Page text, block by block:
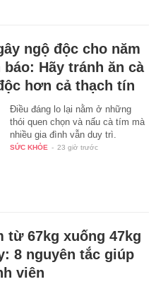
ngộ độc cho năm
Hãy tránh ăn cà
hơn cả thạch tín
Điều đáng lo lại nằm ở những
thói quen chọn và nấu cà tím mà
nhiều gia đình vẫn duy trì.
SỨC KHỎE - 23 giờ trước
từ 67kg xuống 47kg
8 nguyên tắc giúp
viên